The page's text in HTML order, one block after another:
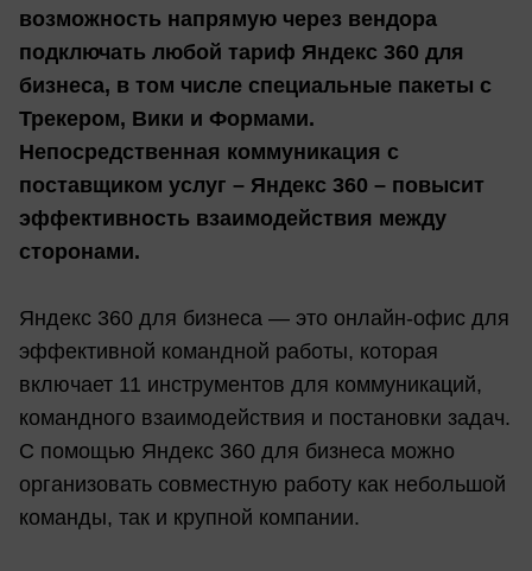
возможность напрямую через вендора
подключать любой тариф Яндекс 360 для
бизнеса, в том числе специальные пакеты с
Трекером, Вики и Формами.
Непосредственная коммуникация с
поставщиком услуг – Яндекс 360 – повысит
эффективность взаимодействия между
сторонами.
Яндекс 360 для бизнеса — это онлайн-офис для
эффективной командной работы, которая
включает 11 инструментов для коммуникаций,
командного взаимодействия и постановки задач.
С помощью Яндекс 360 для бизнеса можно
организовать совместную работу как небольшой
команды, так и крупной компании.